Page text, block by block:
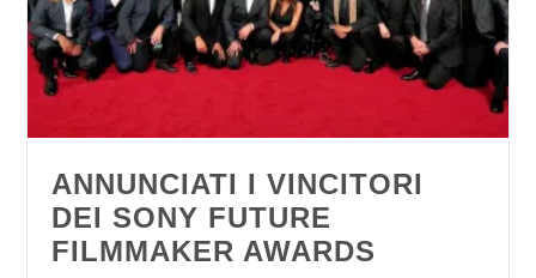
ANNUNCIATI I VINCITORI
DEI SONY FUTURE
FILMMAKER AWARDS